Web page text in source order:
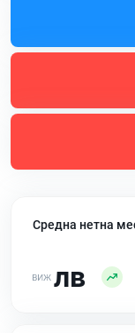
Средна нетна
лв